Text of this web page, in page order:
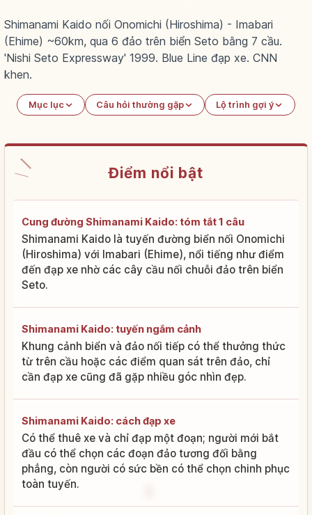
Shimanami Kaido nối Onomichi (Hiroshima) - Imabari
(Ehime) ~60km, qua 6 đảo trên biển Seto bằng 7 cầu.
'Nishi Seto Expressway' 1999. Blue Line đạp xe. CNN
khen.
Mục lục Câu hỏi thường gặp Lộ trình gợi ý
Điểm nổi bật
Cung đường Shimanami Kaido: tóm tắt 1 câu
Shimanami Kaido là tuyến đường biển nối Onomichi
(Hiroshima) với Imabari (Ehime), nổi tiếng như điểm
đến đạp xe nhờ các cây cầu nối chuỗi đảo trên biển
Seto.
Shimanami Kaido: tuyến ngắm cảnh
Khung cảnh biển và đảo nối tiếp có thể thưởng thức
từ trên cầu hoặc các điểm quan sát trên đảo, chỉ
cần đạp xe cũng đã gặp nhiều góc nhìn đẹp.
Shimanami Kaido: cách đạp xe
Có thể thuê xe và chỉ đạp một đoạn; người mới bắt
đầu có thể chọn các đoạn đảo tương đối bằng
phẳng, còn người có sức bền có thể chọn chinh phục
toàn tuyến.